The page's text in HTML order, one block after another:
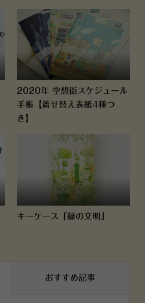
2020年 空想街スケジュール
手帳【着せ替え表紙4種つ
き】
キーケース「緑の文明」
おすすめ記事